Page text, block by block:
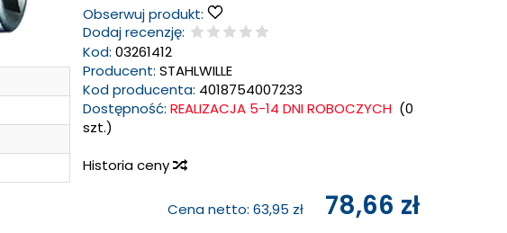
Obserwuj produkt:
Dodaj recenzję:
Kod: 03261412
Producent: STAHLWILLE
Kod producenta: 4018754007233
Dostępność: REALIZACJA 5-14 DNI ROBOCZYCH (0
szt.)
Historia ceny
Cena netto: 63,95 zł 78,66 zł